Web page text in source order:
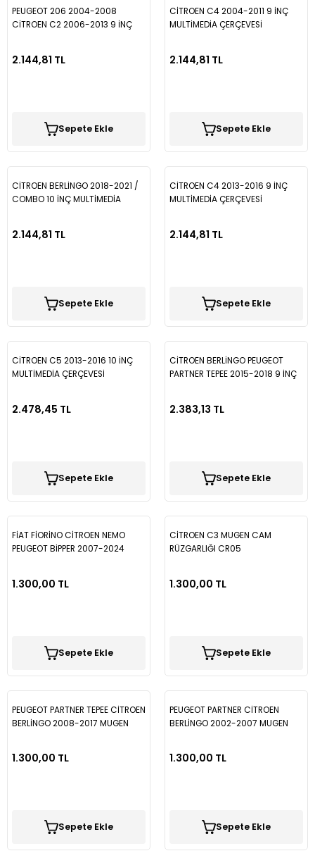
PEUGEOT 206 2004-2008
CİTROEN C2 2006-2013 9 İNÇ
2.144,81 TL
Sepete Ekle
CİTROEN C4 2004-2011 9 İNÇ
MULTİMEDİA ÇERÇEVESİ
2.144,81 TL
Sepete Ekle
CİTROEN BERLİNGO 2018-2021 /
COMBO 10 İNÇ MULTİMEDİA
2.144,81 TL
Sepete Ekle
CİTROEN C4 2013-2016 9 İNÇ
MULTİMEDİA ÇERÇEVESİ
2.144,81 TL
Sepete Ekle
CİTROEN C5 2013-2016 10 İNÇ
MULTİMEDİA ÇERÇEVESİ
2.478,45 TL
Sepete Ekle
CİTROEN BERLİNGO PEUGEOT
PARTNER TEPEE 2015-2018 9 İNÇ
2.383,13 TL
Sepete Ekle
FİAT FİORİNO CİTROEN NEMO
PEUGEOT BİPPER 2007-2024
1.300,00 TL
Sepete Ekle
CİTROEN C3 MUGEN CAM
RÜZGARLIĞI CR05
1.300,00 TL
Sepete Ekle
PEUGEOT PARTNER TEPEE CİTROEN
BERLİNGO 2008-2017 MUGEN
1.300,00 TL
Sepete Ekle
PEUGEOT PARTNER CİTROEN
BERLİNGO 2002-2007 MUGEN
1.300,00 TL
Sepete Ekle